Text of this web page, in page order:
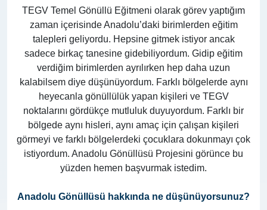
TEGV Temel Gönüllü Eğitmeni olarak görev yaptığım
zaman içerisinde Anadolu’daki birimlerden eğitim
talepleri geliyordu. Hepsine gitmek istiyor ancak
sadece birkaç tanesine gidebiliyordum. Gidip eğitim
verdiğim birimlerden ayrılırken hep daha uzun
kalabilsem diye düşünüyordum. Farklı bölgelerde aynı
heyecanla gönüllülük yapan kişileri ve TEGV
noktalarını gördükçe mutluluk duyuyordum. Farklı bir
bölgede aynı hisleri, aynı amaç için çalışan kişileri
görmeyi ve farklı bölgelerdeki çocuklara dokunmayı çok
istiyordum. Anadolu Gönüllüsü Projesini görünce bu
yüzden hemen başvurmak istedim.
Anadolu Gönüllüsü hakkında ne düşünüyorsunuz?